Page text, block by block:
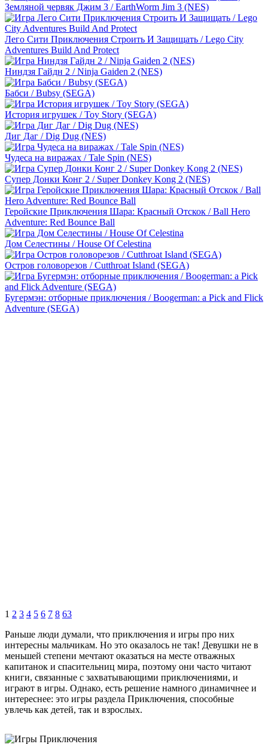
Земляной червяк Джим 3 / EarthWorm Jim 3 (NES)
Лего Сити Приключения Строить И Защищать / Lego City
Adventures Build And Protect
Ниндзя Гайдн 2 / Ninja Gaiden 2 (NES)
Бабси / Bubsy (SEGA)
История игрушек / Toy Story (SEGA)
Диг Даг / Dig Dug (NES)
Чудеса на виражах / Tale Spin (NES)
Супер Донки Конг 2 / Super Donkey Kong 2 (NES)
Геройские Приключения Шара: Красный Отскок / Ball Hero
Adventure: Red Bounce Ball
Дом Селестины / House Of Celestina
Остров головорезов / Cutthroat Island (SEGA)
Бугермэн: отборные приключения / Boogerman: a Pick and Flick
Adventure (SEGA)
1 2 3 4 5 6 7 8 63
Раньше люди думали, что приключения и игры про них
интересны мальчикам. Но это оказалось не так! Девушки не в
меньшей степени мечтают оказаться на месте отважных
капитанок и спасительниц мира, поэтому они часто читают
книги, связанные с захватывающими приключениями, и
играют в игры. Однако, есть решение намного динамичнее и
интереснее: это игры раздела Приключения, способные
увлечь как детей, так и взрослых.